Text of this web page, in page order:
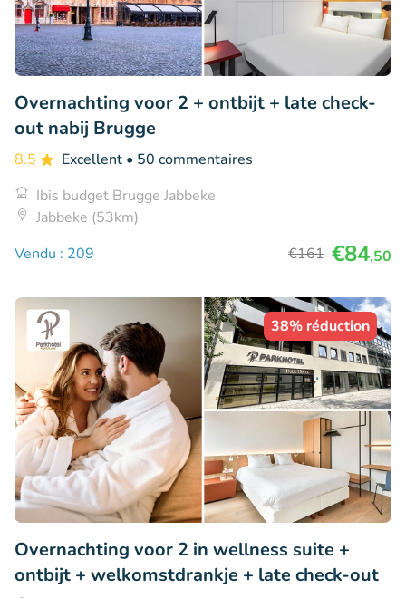
Overnachting voor 2 + ontbijt + late check-
out nabij Brugge
8.5 Excellent • 50 commentaires
Ibis budget Brugge Jabbeke
Jabbeke (53km)
Vendu : 209
€161 €84,50
38% réduction
Overnachting voor 2 in wellness suite +
ontbijt + welkomstdrankje + late check-out